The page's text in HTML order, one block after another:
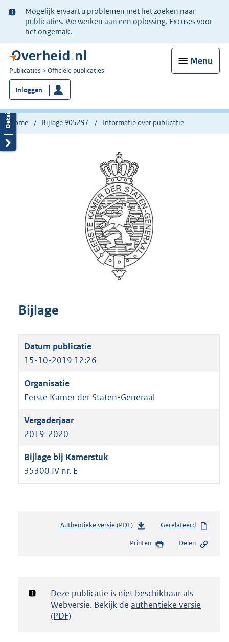
Ter
informatie:
Mogelijk ervaart u problemen met het zoeken naar
publicaties. We werken aan een oplossing. Excuses voor
het ongemak.
Menu
U
bent
nu
hier:
Publicaties Officiële publicaties
Inloggen
Home Bijlage 905297 Informatie over publicatie
Bijlage
15-10-2019 12:26
Eerste Kamer der Staten-Generaal
2019-2020
35300 IV nr. E
Authentieke versie (PDF)b
s
d
g
Gerelateerd
Printen Delen
Notificatie:
Deze publicatie is niet beschikbaar als
Webversie. Bekijk de authentieke versie
(PDF)